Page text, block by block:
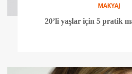
MAKYAJ
20’li yaşlar için 5 pratik